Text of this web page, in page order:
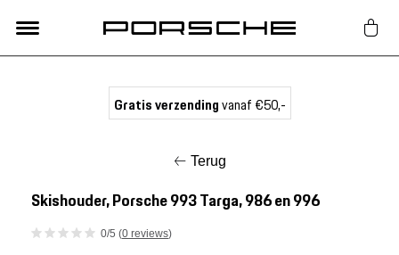
Nieuw
Gratis verzendingvanaf €50,-
Terug
Skishouder, Porsche 993 Targa, 986 en 996
0/5 (0 reviews)